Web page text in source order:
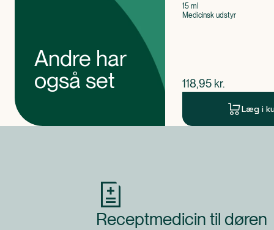
Andre har
også set
15 ml
Medicinsk udstyr
$nuværende pris
118,95 kr.
Læg i
Receptmedicin til døren